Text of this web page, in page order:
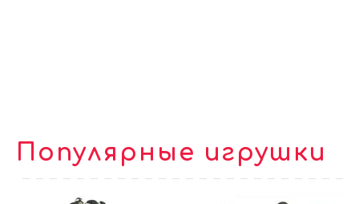
Популярные игрушки